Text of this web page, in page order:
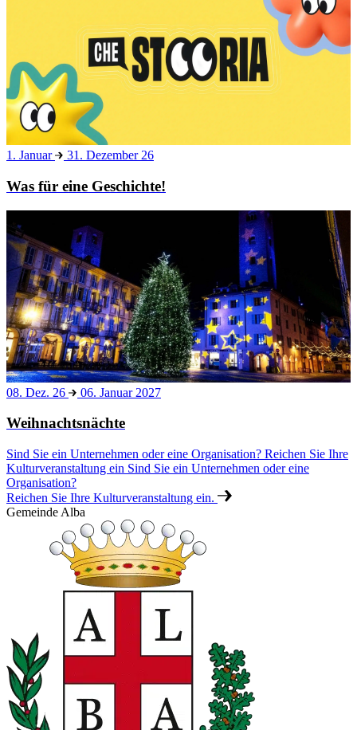
1. Januar 31. Dezember 26
Was für eine Geschichte!
08. Dez. 26 06. Januar 2027
Weihnachtsnächte
Sind Sie ein Unternehmen oder eine Organisation? Reichen Sie Ihre
Kulturveranstaltung ein Sind Sie ein Unternehmen oder eine
Organisation?
Reichen Sie Ihre Kulturveranstaltung ein.
Gemeinde Alba